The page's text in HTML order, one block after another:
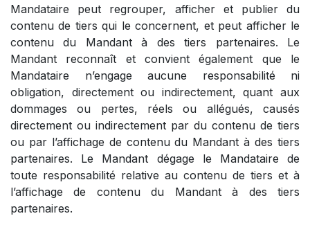
Mandataire peut regrouper, afficher et publier du
contenu de tiers qui le concernent, et peut afficher le
contenu du Mandant à des tiers partenaires. Le
Mandant reconnaît et convient également que le
Mandataire n’engage aucune responsabilité ni
obligation, directement ou indirectement, quant aux
dommages ou pertes, réels ou allégués, causés
directement ou indirectement par du contenu de tiers
ou par l’affichage de contenu du Mandant à des tiers
partenaires. Le Mandant dégage le Mandataire de
toute responsabilité relative au contenu de tiers et à
l’affichage de contenu du Mandant à des tiers
partenaires.